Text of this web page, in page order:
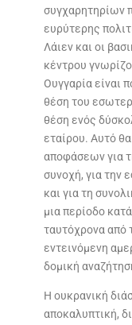
συγχαρητηρίων
ευρύτερης
Λάιεν και οι
κέντρου
Ουγγαρία είναι
θέση του
θέση ενός
εταίρου. Αυτό
αποφάσεων για
συνοχή, για την
και για τη
μια περίοδο
ταυτόχρονα από
εντεινόμενη
δομική
Η ουκρανική
αποκαλυπτική,